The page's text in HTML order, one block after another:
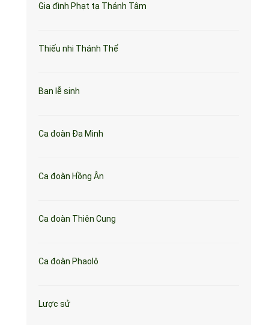
Gia đình Phạt tạ Thánh Tâm
Thiếu nhi Thánh Thể
Ban lễ sinh
Ca đoàn Đa Minh
Ca đoàn Hồng Ân
Ca đoàn Thiên Cung
Ca đoàn Phaolô
Lược sử